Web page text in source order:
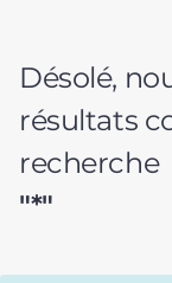
Désolé,
résultats
recherche
"*"